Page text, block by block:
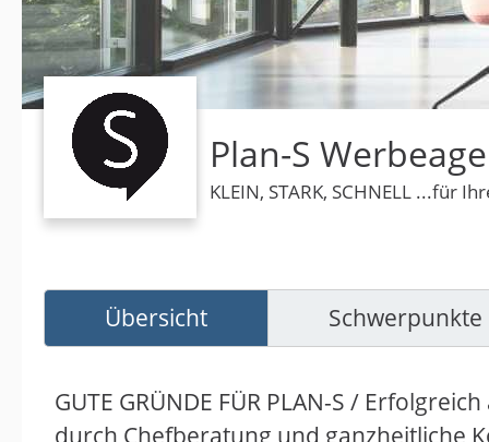
Plan-S
KLEIN, STARK, SCHNELL ...für
Übersicht Schwerpunkte
GUTE GRÜNDE FÜR PLAN-S /
durch Chefberatung und ganzheitliche